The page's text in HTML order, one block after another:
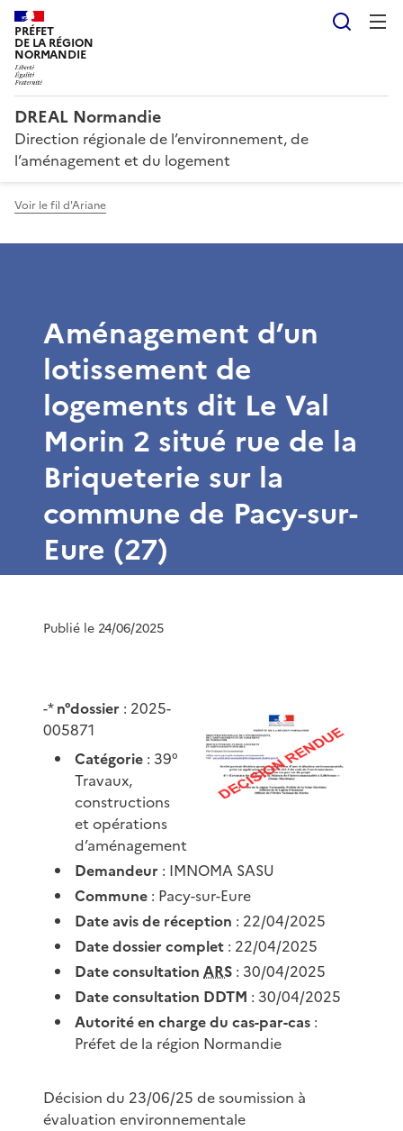
PRÉFET
DE LA RÉGION
NORMANDIE
DREAL Normandie
Direction régionale de l’environnement, de
l’aménagement et du logement
Voir le fil d'Ariane
Aménagement d’un
lotissement de
logements dit Le Val
Morin 2 situé rue de la
Briqueterie sur la
commune de Pacy-sur-
Eure (27)
Publié le 24/06/2025
-*n°dossier : 2025-
005871
Catégorie : 39°
Travaux,
constructions
et opérations
d’aménagement
Demandeur : IMNOMA SASU
Commune : Pacy-sur-Eure
Date avis de réception : 22/04/2025
Date dossier complet : 22/04/2025
Date consultationARS : 30/04/2025
Date consultation DDTM : 30/04/2025
Autorité en charge du cas-par-cas :
Préfet de la région Normandie
Décision du 23/06/25 de soumission à
évaluation environnementale